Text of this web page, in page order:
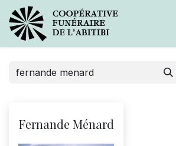
Fernande Ménard